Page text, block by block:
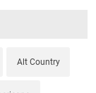
Alt Country